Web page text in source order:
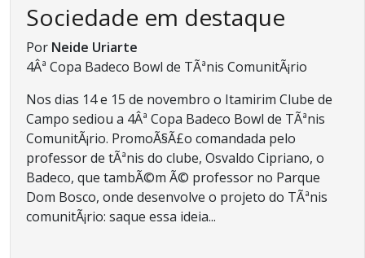
Sociedade em destaque
Por Neide Uriarte
4Âª Copa Badeco Bowl de TÃªnis ComunitÃ¡rio
Nos dias 14 e 15 de novembro o Itamirim Clube de
Campo sediou a 4Âª Copa Badeco Bowl de TÃªnis
ComunitÃ¡rio. PromoÃ§Ã£o comandada pelo
professor de tÃªnis do clube, Osvaldo Cipriano, o
Badeco, que tambÃ©m Ã© professor no Parque
Dom Bosco, onde desenvolve o projeto do TÃªnis
comunitÃ¡rio: saque essa ideia...